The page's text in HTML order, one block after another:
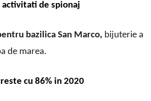
de spionaj
bazilica San Marco, bijuterie a
de marea.
cu 86% in 2020